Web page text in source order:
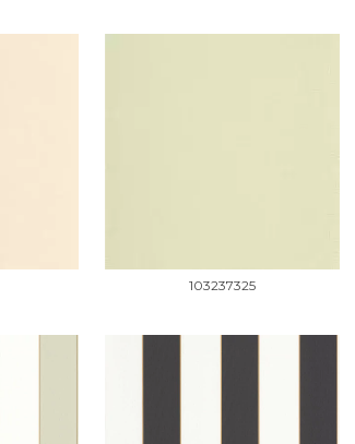
103237325